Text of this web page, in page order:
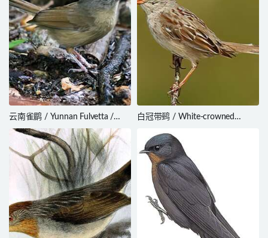
云南雀鹛 / Yunnan Fulvetta /
Alcippe fratercula
白冠带鹀 / White-crowned